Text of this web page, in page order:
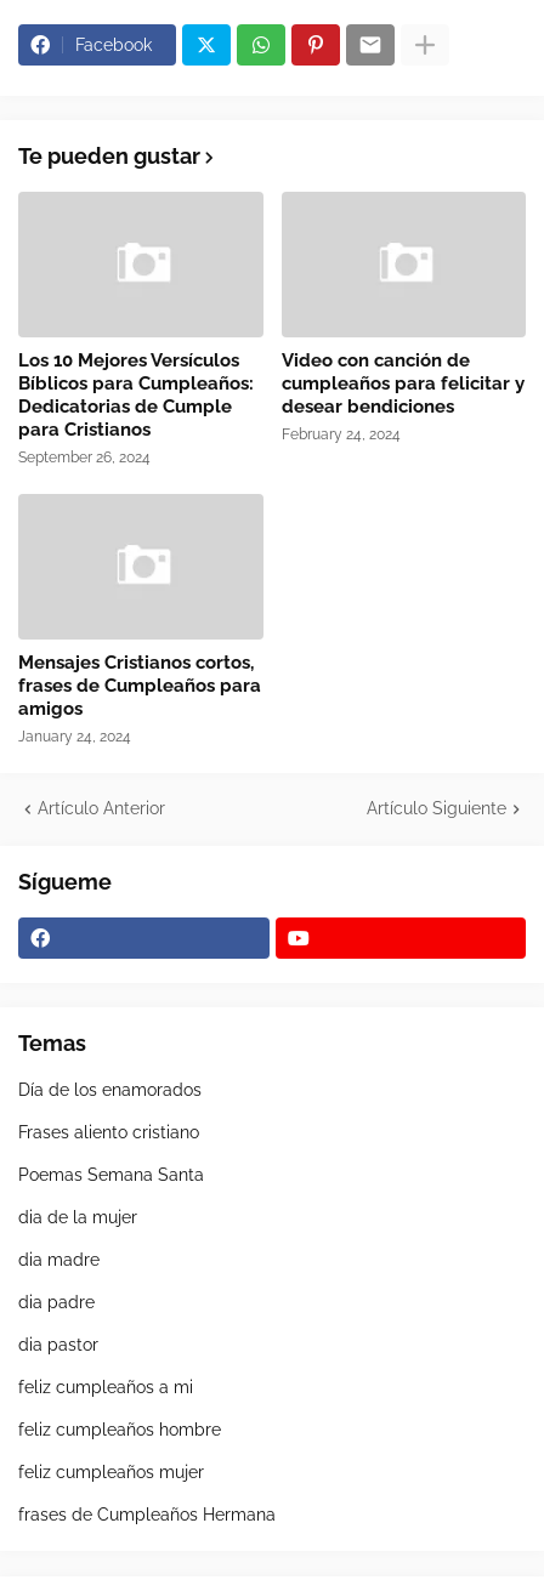
Facebook
Te pueden gustar
Los 10 Mejores Versículos
Bíblicos para Cumpleaños:
Dedicatorias de Cumple
para Cristianos
September 26, 2024
Video con canción de
cumpleaños para felicitar y
desear bendiciones
February 24, 2024
Mensajes Cristianos cortos,
frases de Cumpleaños para
amigos
January 24, 2024
Artículo Anterior Artículo Siguiente
Sígueme
Temas
Día de los enamorados
Frases aliento cristiano
Poemas Semana Santa
dia de la mujer
dia madre
dia padre
dia pastor
feliz cumpleaños a mi
feliz cumpleaños hombre
feliz cumpleaños mujer
frases de Cumpleaños Hermana